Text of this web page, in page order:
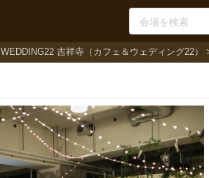
吉祥寺（カフェ＆ウェディング22）